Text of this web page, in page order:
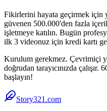
Fikirlerini hayata geçirmek için
güvenen 500.000'den fazla
işletmeye katılın. Bugün
ilk 3 videonuz için kredi kartı
Kurulum gerekmez. Çevrimiçi
doğrudan tarayıcınızda çalışır.
başlayın!
Story321.com